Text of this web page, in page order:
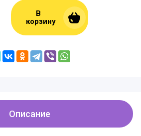
В
корзину
Описание